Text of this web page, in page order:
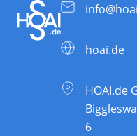
hoai.de
HOAI.de
6